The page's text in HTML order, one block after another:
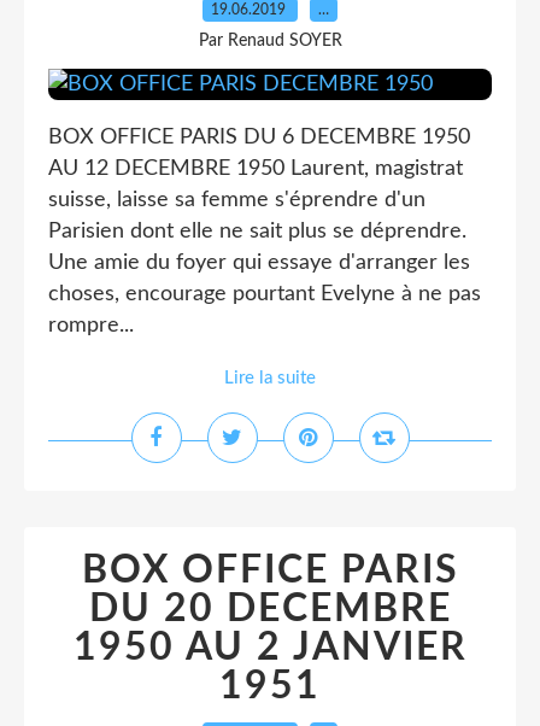
19.06.2019 …
Par Renaud SOYER
BOX OFFICE PARIS DU 6 DECEMBRE 1950
AU 12 DECEMBRE 1950 Laurent, magistrat
suisse, laisse sa femme s'éprendre d'un
Parisien dont elle ne sait plus se déprendre.
Une amie du foyer qui essaye d'arranger les
choses, encourage pourtant Evelyne à ne pas
rompre...
Lire la suite
BOX OFFICE PARIS
DU 20 DECEMBRE
1950 AU 2 JANVIER
1951